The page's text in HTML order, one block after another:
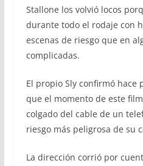
Stallone los volvió locos
durante todo el rodaje con
escenas de riesgo que en
complicadas.
El propio Sly confirmó hace
que el momento de este
colgado del cable de un
riesgo más peligrosa de su
La dirección corrió por